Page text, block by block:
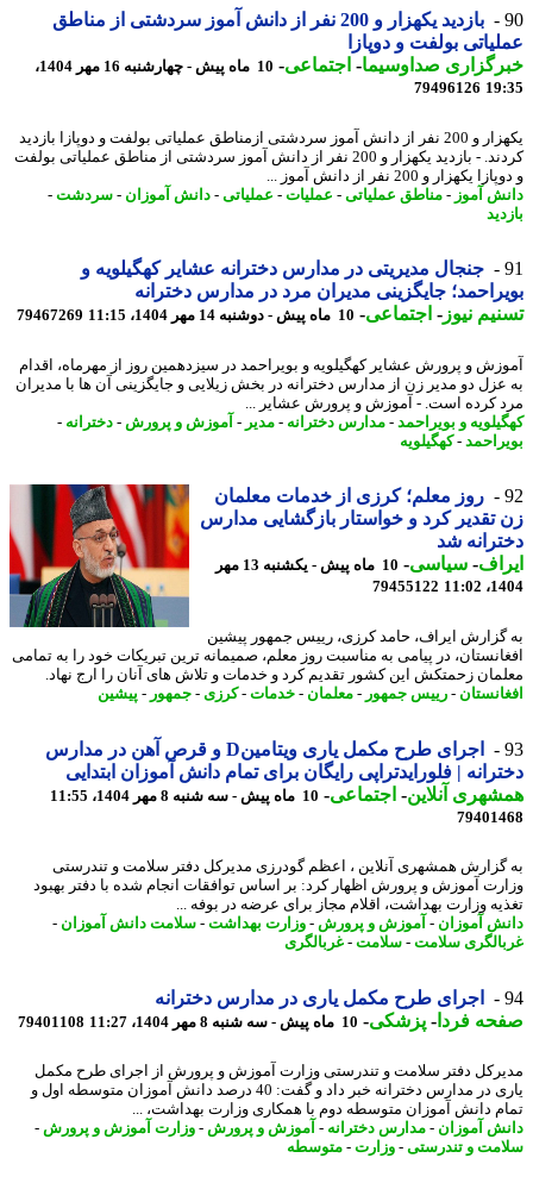
بازدید یکهزار و 200 نفر از دانش آموز سردشتی از مناطق
بولفت و دوپازا
صداوسیما-اجتماعی-
10 ماه پیش - چهارشنبه 16 مهر 1404،
79496126
یکهزار و 200 نفر از دانش آموز سردشتی ازمناطق عملیاتی بولفت و دوپازا بازدید
کردند. - بازدید یکهزار و 200 نفر از دانش آموز سردشتی از مناطق عملیاتی بولفت
یکهزار و 200 نفر از دانش آموز ...
آموز -مناطق عملیاتی-عملیات-عملیاتی-دانش آموزان- سردشت-
جنجال مدیریتی در مدارس دخترانه عشایر کهگیلویه و
جایگزینی مدیران مرد در مدارس دخترانه
نیوز-اجتماعی-10 ماه پیش - دوشنبه 14 مهر 1404، 11:15 79467269
و پرورش عشایر کهگیلویه و بویراحمد در سیزدهمین روز از مهرماه، اقدام
دو مدیر زن از مدارس دخترانه در بخش زیلایی و جایگزینی آن ها با مدیران
کرده است. - آموزش و پرورش عشایر ...
و بویراحمد -مدارس دخترانه- مدیر-آموزش و پرورش-دخترانه-
-کهگیلویه
روز معلم؛ کرزی از خدمات معلمان
تقدیر کرد و خواستار بازگشایی مدارس
شد
-سیاسی-
10 ماه پیش - یکشنبه 13 مهر
79455122
ایراف، حامد کرزی، رییس جمهور پیشین
در پیامی به مناسبت روز معلم، صمیمانه ترین تبریکات خود را به تمامی
زحمتکش این کشور تقدیم کرد و خدمات و تلاش های آنان را ارج نهاد.
-رییس جمهور-معلمان-خدمات-کرزی- جمهور-پیشین
اجرای طرح مکمل یاری ویتامینD و قرص آهن در مدارس
| فلورایدتراپی رایگان برای تمام دانش آموزان ابتدایی
آنلاین-اجتماعی-10 ماه پیش - سه شنبه 8 مهر 1404، 11:55
همشهری آنلاین ، اعظم گودرزی مدیرکل دفتر سلامت و تندرستی
آموزش و پرورش اظهار کرد: بر اساس توافقات انجام شده با دفتر بهبود
وزارت بهداشت، اقلام مجاز برای عرضه در بوفه ...
آموزان- آموزش و پرورش-وزارت بهداشت -سلامت دانش آموزان-
سلامت-سلامت-غربالگری
اجرای طرح مکمل یاری در مدارس دخترانه
فردا- پزشکی-10 ماه پیش - سه شنبه 8 مهر 1404، 11:27 79401108
دفتر سلامت و تندرستی وزارت آموزش و پرورش از اجرای طرح مکمل
یاری در مدارس دخترانه خبر داد و گفت: 40 درصد دانش آموزان متوسطه اول و
دانش آموزان متوسطه دوم با همکاری وزارت بهداشت، ...
آموزان- مدارس دخترانه- آموزش و پرورش-وزارت آموزش و پرورش-
و تندرستی-وزارت - متوسطه